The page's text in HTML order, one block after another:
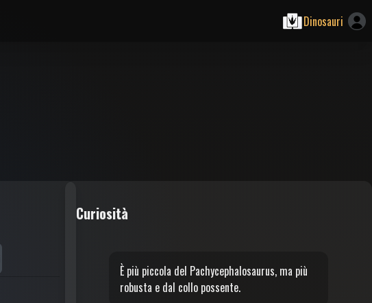
Dinosauri
Curiosità
È più piccola del Pachycephalosaurus, ma più
robusta e dal collo possente.